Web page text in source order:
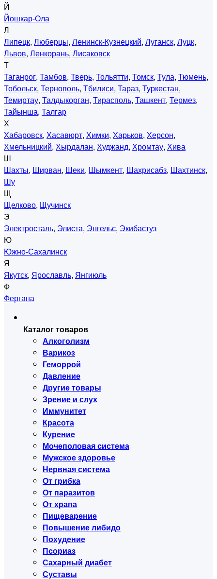
Й
Йошкар-Ола
Л
Липецк, Люберцы, Ленинск-Кузнецкий, Луганск, Луцк,
Львов, Ленкорань, Лисаковск
Т
Таганрог, Тамбов, Тверь, Тольятти, Томск, Тула, Тюмень,
Тобольск, Тернополь, Тбилиси, Тараз, Туркестан,
Темиртау, Талдыкорган, Тирасполь, Ташкент, Термез,
Тайынша, Талгар
Х
Хабаровск, Хасавюрт, Химки, Харьков, Херсон,
Хмельницкий, Хырдалан, Худжанд, Хромтау, Хива
Ш
Шахты, Ширван, Шеки, Шымкент, Шахрисабз, Шахтинск,
Шу
Щ
Щелково, Щучинск
Э
Электросталь, Элиста, Энгельс, Экибастуз
Ю
Южно-Сахалинск
Я
Якутск, Ярославль, Янгиюль
Ф
Фергана
Каталог товаров
Алкоголизм
Варикоз
Геморрой
Давление
Другие товары
Зрение и слух
Иммунитет
Красота
Курение
Мочеполовая система
Мужское здоровье
Нервная система
От грибка
От паразитов
От храпа
Пищеварение
Повышение либидо
Похудение
Псориаз
Сахарный диабет
Суставы